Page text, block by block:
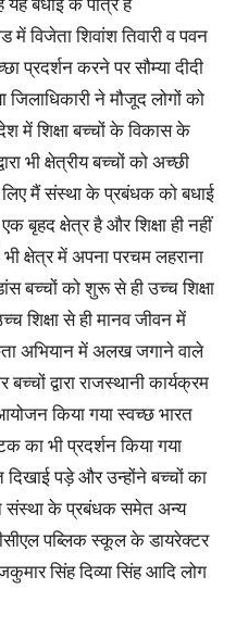
में विजेता शिवांश तिवारी व पवन
प्रदर्शन करने पर सौम्या दीदी
जिलाधिकारी ने मौजूद लोगों को
में शिक्षा बच्चों के विकास के
भी क्षेत्रीय बच्चों को अच्छी
लिए मैं संस्था के प्रबंधक को बधाई
बृहद क्षेत्र है और शिक्षा ही नहीं
क्षेत्र में अपना परचम लहराना
बच्चों को शुरू से ही उच्च शिक्षा
शिक्षा से ही मानव जीवन में
अभियान में अलख जगाने वाले
द्वारा राजस्थानी कार्यक्रम
किया गया स्वच्छ भारत
का भी प्रदर्शन किया गया
दिखाई पड़े और उन्होंने बच्चों का
संस्था के प्रबंधक समेत अन्य
पब्लिक स्कूल के डायरेक्टर
सिंह दिव्या सिंह आदि लोग